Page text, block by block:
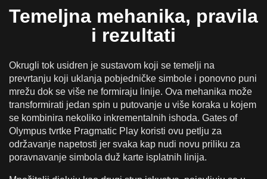
Temeljna mehanika, pravila
i rezultati
Okrugli tok usidren je sustavom koji se temelji na
prevrtanju koji uklanja pobjedničke simbole i ponovno puni
mrežu dok se više ne formiraju linije. Ova mehanika može
transformirati jedan spin u putovanje u više koraka u kojem
se kombinira nekoliko inkrementalnih ishoda. Gates of
Olympus tvrtke Pragmatic Play koristi ovu petlju za
održavanje napetosti jer svaka kap nudi novu priliku za
poravnavanje simbola duž karte isplatnih linija.